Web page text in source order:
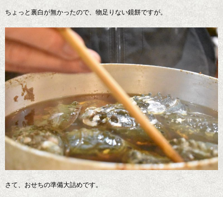
ちょっと裏白が無かったので、物足りない鏡餅ですが。
さて、おせちの準備大詰めです。